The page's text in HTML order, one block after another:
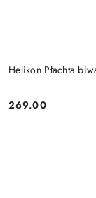
Helikon Płachta
Cena:
269.00